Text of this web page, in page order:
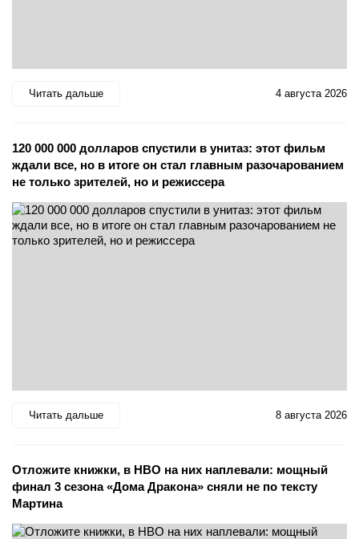
Читать дальше 4 августа 2026
120 000 000 долларов спустили в унитаз: этот фильм
ждали все, но в итоге он стал главным разочарованием
не только зрителей, но и режиссера
Читать дальше 8 августа 2026
Отложите книжки, в HBO на них наплевали: мощный
финал 3 сезона «Дома Дракона» сняли не по тексту
Мартина